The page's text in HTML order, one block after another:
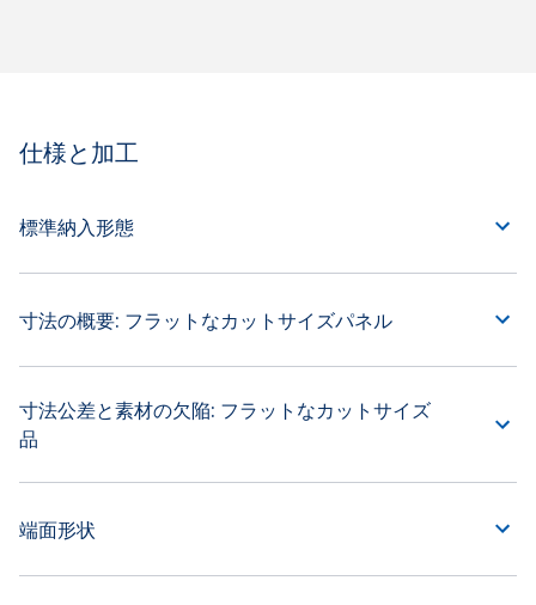
仕様と加工
標準納入形態
寸法の概要: フラットなカットサイズパネル
寸法公差と素材の欠陥: フラットなカットサイズ
品
端面形状